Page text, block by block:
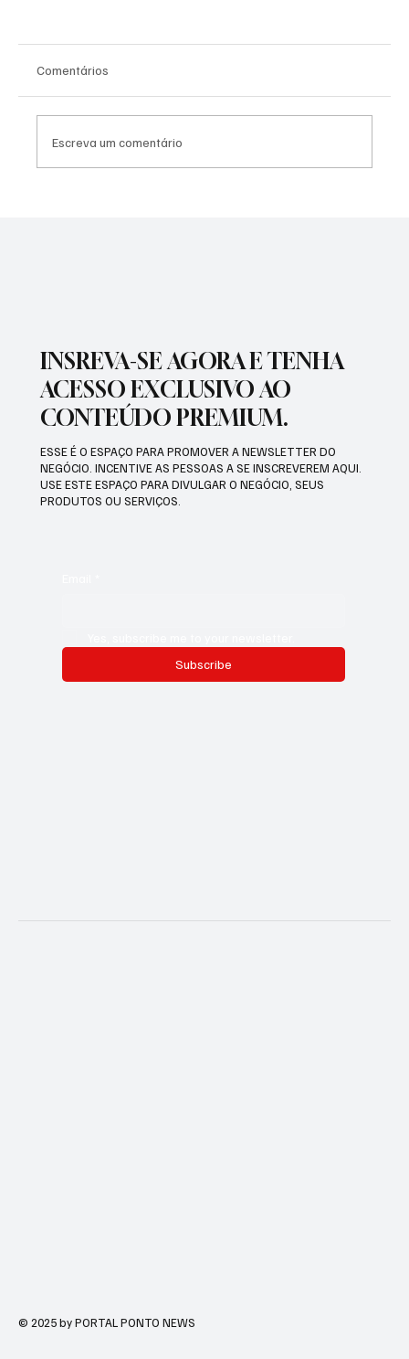
Comentários
Escreva um comentário
INSREVA-SE AGORA E TENHA
ACESSO EXCLUSIVO AO
CONTEÚDO PREMIUM.
ESSE É O ESPAÇO PARA PROMOVER A NEWSLETTER DO
NEGÓCIO. INCENTIVE AS PESSOAS A SE INSCREVEREM AQUI.
USE ESTE ESPAÇO PARA DIVULGAR O NEGÓCIO, SEUS
PRODUTOS OU SERVIÇOS.
Subscribe
© 2025 by PORTAL PONTO NEWS